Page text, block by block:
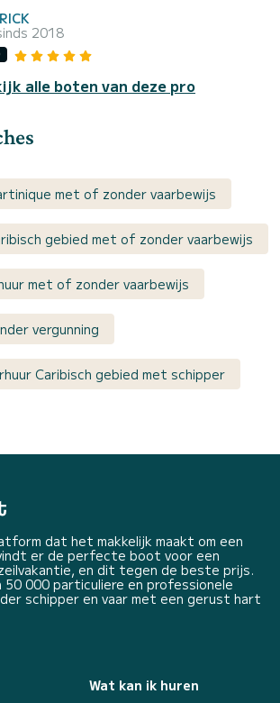
2018
alle boten van deze pro
met of zonder vaarbewijs
gebied met of zonder vaarbewijs
met of zonder vaarbewijs
vergunning
Caribisch gebied met schipper
dat het makkelijk maakt om een
er de perfecte boot voor een
en dit tegen de beste prijs.
50 000 particuliere en professionele
schipper en vaar met een gerust hart
Wat kan ik huren